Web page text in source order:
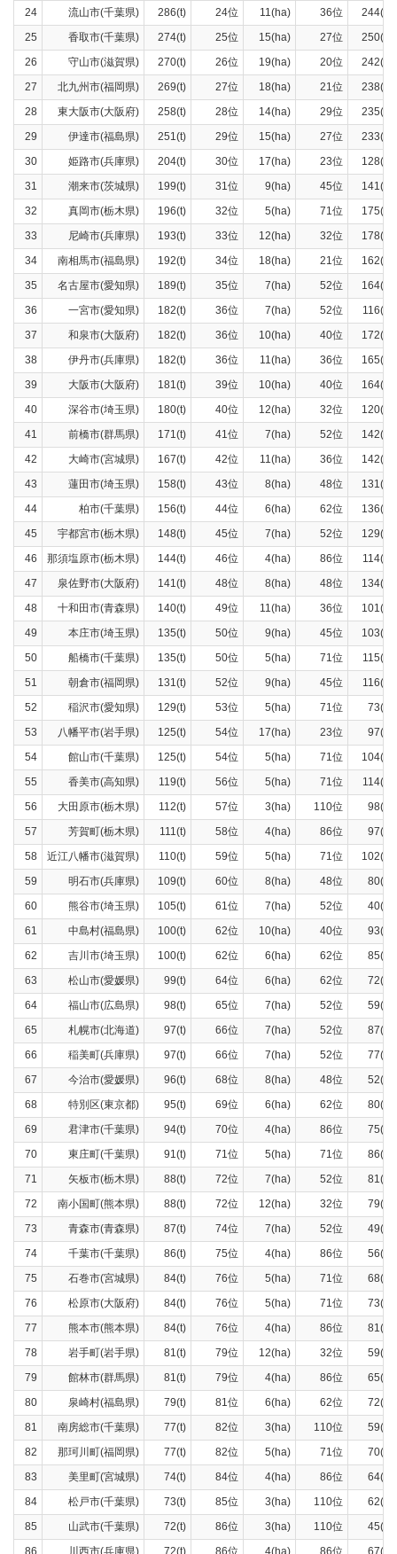
24
流山市(千葉県) 286(t) 24位 11(ha) 36位
244(t)
25
香取市(千葉県) 274(t) 25位 15(ha) 27位
250(t)
26
守山市(滋賀県) 270(t) 26位 19(ha) 20位
242(t)
27
北九州市(福岡県) 269(t) 27位 18(ha) 21位
238(t)
28
東大阪市(大阪府) 258(t) 28位 14(ha) 29位
235(t)
29
伊達市(福島県) 251(t) 29位 15(ha) 27位
233(t)
30
姫路市(兵庫県) 204(t) 30位 17(ha) 23位
128(t)
31
潮来市(茨城県) 199(t) 31位 9(ha) 45位
141(t)
32
真岡市(栃木県) 196(t) 32位 5(ha) 71位
175(t)
33
尼崎市(兵庫県) 193(t) 33位 12(ha) 32位
178(t)
34
南相馬市(福島県) 192(t) 34位 18(ha) 21位
162(t)
35
名古屋市(愛知県) 189(t) 35位 7(ha) 52位
164(t)
36
一宮市(愛知県) 182(t) 36位 7(ha) 52位
116(t)
37
和泉市(大阪府) 182(t) 36位 10(ha) 40位
172(t)
38
伊丹市(兵庫県) 182(t) 36位 11(ha) 36位
165(t)
39
大阪市(大阪府) 181(t) 39位 10(ha) 40位
164(t)
40
深谷市(埼玉県) 180(t) 40位 12(ha) 32位
120(t)
41
前橋市(群馬県) 171(t) 41位 7(ha) 52位
142(t)
42
大崎市(宮城県) 167(t) 42位 11(ha) 36位
142(t)
43
蓮田市(埼玉県) 158(t) 43位 8(ha) 48位
131(t)
44
柏市(千葉県) 156(t) 44位 6(ha) 62位
136(t)
45
宇都宮市(栃木県) 148(t) 45位 7(ha) 52位
129(t)
46
那須塩原市(栃木県) 144(t) 46位 4(ha) 86位
114(t)
47
泉佐野市(大阪府) 141(t) 48位 8(ha) 48位
134(t)
48
十和田市(青森県) 140(t) 49位 11(ha) 36位
101(t)
49
本庄市(埼玉県) 135(t) 50位 9(ha) 45位
103(t)
50
船橋市(千葉県) 135(t) 50位 5(ha) 71位
115(t)
51
朝倉市(福岡県) 131(t) 52位 9(ha) 45位
116(t)
52
稲沢市(愛知県) 129(t) 53位 5(ha) 71位
73(t)
53
八幡平市(岩手県) 125(t) 54位 17(ha) 23位
97(t)
54
館山市(千葉県) 125(t) 54位 5(ha) 71位
104(t)
55
香美市(高知県) 119(t) 56位 5(ha) 71位
114(t)
56
大田原市(栃木県) 112(t) 57位 3(ha) 110位
98(t)
57
芳賀町(栃木県) 111(t) 58位 4(ha) 86位
97(t)
58
近江八幡市(滋賀県) 110(t) 59位 5(ha) 71位
102(t)
59
明石市(兵庫県) 109(t) 60位 8(ha) 48位
80(t)
60
熊谷市(埼玉県) 105(t) 61位 7(ha) 52位
40(t)
61
中島村(福島県) 100(t) 62位 10(ha) 40位
93(t)
62
吉川市(埼玉県) 100(t) 62位 6(ha) 62位
85(t)
63
松山市(愛媛県) 99(t) 64位 6(ha) 62位
72(t)
64
福山市(広島県) 98(t) 65位 7(ha) 52位
59(t)
65
札幌市(北海道) 97(t) 66位 7(ha) 52位
87(t)
66
稲美町(兵庫県) 97(t) 66位 7(ha) 52位
77(t)
67
今治市(愛媛県) 96(t) 68位 8(ha) 48位
52(t)
68
特別区(東京都) 95(t) 69位 6(ha) 62位
80(t)
69
君津市(千葉県) 94(t) 70位 4(ha) 86位
75(t)
70
東庄町(千葉県) 91(t) 71位 5(ha) 71位
86(t)
71
矢板市(栃木県) 88(t) 72位 7(ha) 52位
81(t)
72
南小国町(熊本県) 88(t) 72位 12(ha) 32位
79(t)
73
青森市(青森県) 87(t) 74位 7(ha) 52位
49(t)
74
千葉市(千葉県) 86(t) 75位 4(ha) 86位
56(t)
75
石巻市(宮城県) 84(t) 76位 5(ha) 71位
68(t)
76
松原市(大阪府) 84(t) 76位 5(ha) 71位
73(t)
77
熊本市(熊本県) 84(t) 76位 4(ha) 86位
81(t)
78
岩手町(岩手県) 81(t) 79位 12(ha) 32位
59(t)
79
館林市(群馬県) 81(t) 79位 4(ha) 86位
65(t)
80
泉崎村(福島県) 79(t) 81位 6(ha) 62位
72(t)
81
南房総市(千葉県) 77(t) 82位 3(ha) 110位
59(t)
82
那珂川町(福岡県) 77(t) 82位 5(ha) 71位
70(t)
83
美里町(宮城県) 74(t) 84位 4(ha) 86位
64(t)
84
松戸市(千葉県) 73(t) 85位 3(ha) 110位
62(t)
85
山武市(千葉県) 72(t) 86位 3(ha) 110位
45(t)